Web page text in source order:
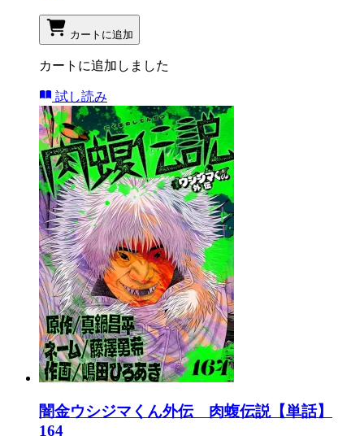
カートに追加
カートに追加しました
試し読み
闇金ウシジマくん外伝 肉蝮伝説【単話】
164